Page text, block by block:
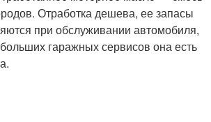
Отработка дешева, ее запасы
при обслуживании автомобиля,
гаражных сервисов она есть